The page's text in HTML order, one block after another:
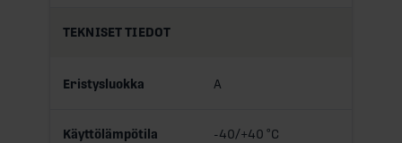
TEKNISET TIEDOT
Eristysluokka A
Käyttölämpötila -40/+40 °C